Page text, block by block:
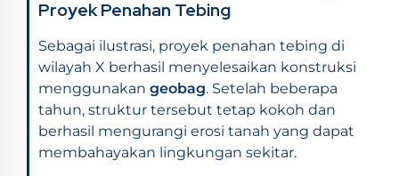
Proyek Penahan Tebing
Sebagai ilustrasi, proyek penahan tebing di
wilayah X berhasil menyelesaikan konstruksi
menggunakan geobag. Setelah beberapa
tahun, struktur tersebut tetap kokoh dan
berhasil mengurangi erosi tanah yang dapat
membahayakan lingkungan sekitar.